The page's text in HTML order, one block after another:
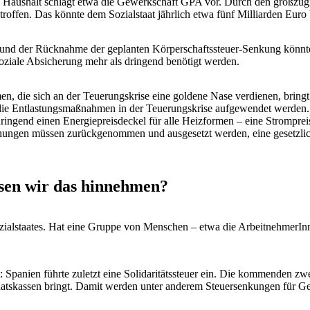
Das könnte dem Sozialstaat jährlich etwa fünf Milliarden Euro
der Rücknahme der geplanten Körperschaftssteuer-Senkung
Absicherung mehr als dringend benötigt werden.
die sich an der Teuerungskrise eine goldene Nase verdienen,
Entlastungsmaßnahmen in der Teuerungskrise aufgewendet
einen Energiepreisdeckel für alle Heizformen – eine
müssen zurückgenommen und ausgesetzt werden, eine
wir das hinnehmen?
Hat eine Gruppe von Menschen – etwa die
Spanien führte zuletzt eine Solidaritätssteuer ein. Die kommenden
bringt. Damit werden unter anderem Steuersenkungen für